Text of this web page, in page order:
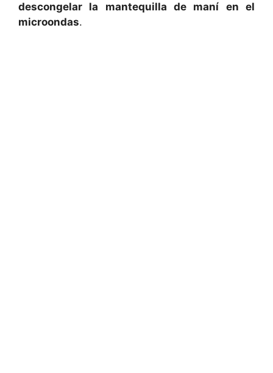
descongelar la mantequilla de maní en el
microondas.